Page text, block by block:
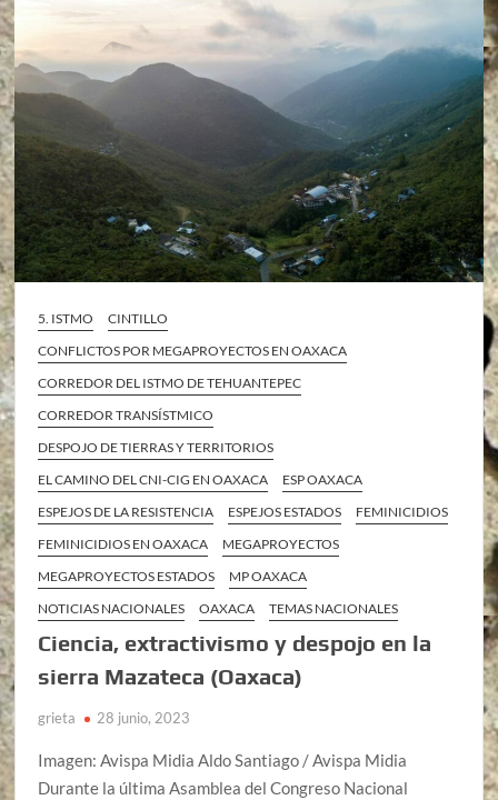
5. ISTMO
CINTILLO
CONFLICTOS POR MEGAPROYECTOS EN OAXACA
CORREDOR DEL ISTMO DE TEHUANTEPEC
CORREDOR TRANSÍSTMICO
DESPOJO DE TIERRAS Y TERRITORIOS
EL CAMINO DEL CNI-CIG EN OAXACA
ESP OAXACA
ESPEJOS DE LA RESISTENCIA
ESPEJOS ESTADOS
FEMINICIDIOS
FEMINICIDIOS EN OAXACA
MEGAPROYECTOS
MEGAPROYECTOS ESTADOS
MP OAXACA
NOTICIAS NACIONALES
OAXACA TEMAS NACIONALES
Ciencia, extractivismo y despojo en la
sierra Mazateca (Oaxaca)
grieta 28 junio, 2023
Imagen: Avispa Midia Aldo Santiago / Avispa Midia
Durante la última Asamblea del Congreso Nacional